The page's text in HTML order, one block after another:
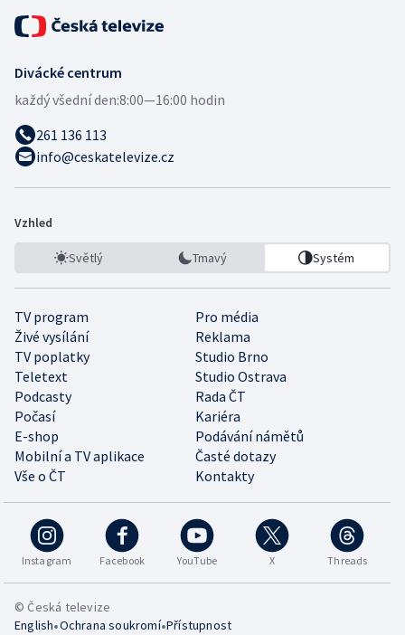
Divácké centrum
každý všední den:8:00—16:00 hodin
261 136 113
info@ceskatelevize.cz
Vzhled
Světlý Tmavý Systém
TV program
Pro média
Živé vysílání
Reklama
TV poplatky
Studio Brno
Teletext
Studio Ostrava
Podcasty
Rada ČT
Počasí
Kariéra
E-shop
Podávání námětů
Mobilní a TV aplikace
Časté dotazy
Vše o ČT
Kontakty
Instagram Facebook YouTube X Threads
© Česká televize
English•Ochrana soukromí•Přístupnost